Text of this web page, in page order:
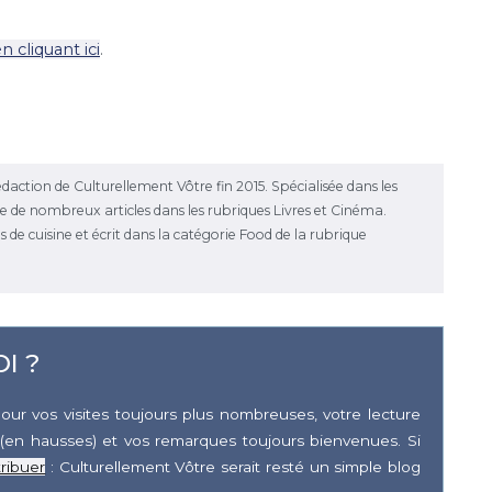
cliquant ici.
de Culturellement Vôtre fin 2015. Spécialisée dans les
de nombreux articles dans les rubriques Livres et Cinéma.
de cuisine et écrit dans la catégorie Food de la rubrique
?
vos visites toujours plus nombreuses, votre lecture
hausses) et vos remarques toujours bienvenues. Si
: Culturellement Vôtre serait resté un simple blog